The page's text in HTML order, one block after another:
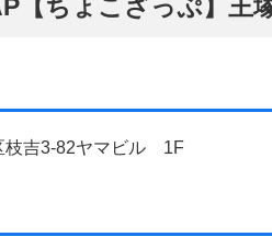
【ちょこざっぷ】王
枝吉3-82ヤマビル 1F